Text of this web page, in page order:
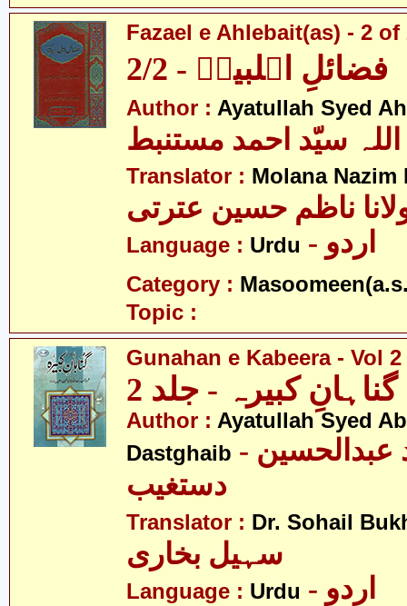
Fazael e Ahlebait(as) - 2 of
فضائلِ اہلبیتؑ - 2/2
Author : Ayatullah Syed
سیّد احمد مستنبط
Translator : Molana
ناظم حسین عترتی
Language : Urdu - اردو
Category :
Topic :
Gunahan e Kabeera - Vol 2
گناہانِ کبیرہ - جلد 2
Author : Ayatullah Syed
Dastghaib - آیت اللہ سیّد عبدالحسین
دستغیب
Translator : Dr. Sohail
سہیل بخاری
Language : Urdu - اردو